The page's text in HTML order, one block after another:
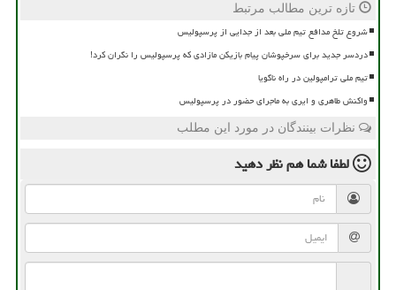
تازه ترین مطالب مرتبط
شروع تلخ مدافع تیم ملی بعد از جدایی از پرسپولیس
دردسر جدید برای سرخپوشان پیام بازیکن مازادی که پرسپولیس را نگران کرد!
تیم ملی ترامپولین در راه ناگویا
واکنش طاهری و ایری به ماجرای حضور در پرسپولیس
نظرات بینندگان در مورد این مطلب
لطفا شما همنظر دهید